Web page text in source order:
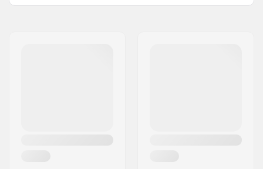
Monon tyyppi:
Pehmeä